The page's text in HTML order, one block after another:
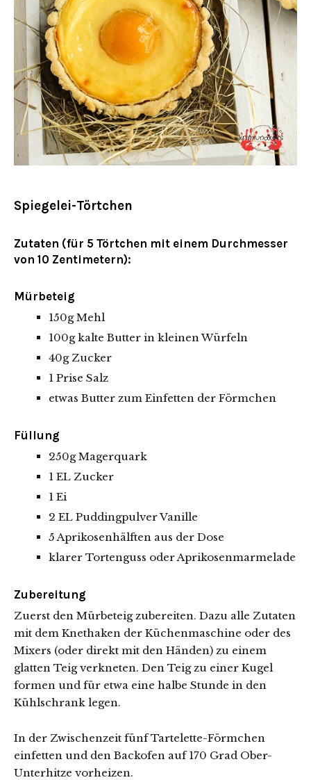
Spiegelei-Törtchen
Zutaten (für 5 Törtchen mit einem Durchmesser
von 10 Zentimetern):
Mürbeteig
150g Mehl
100g kalte Butter in kleinen Würfeln
40g Zucker
1 Prise Salz
etwas Butter zum Einfetten der Förmchen
Füllung
250g Magerquark
1 EL Zucker
1 Ei
2 EL Puddingpulver Vanille
5 Aprikosenhälften aus der Dose
klarer Tortenguss oder Aprikosenmarmelade
Zubereitung
Zuerst den Mürbeteig zubereiten. Dazu alle Zutaten
mit dem Knethaken der Küchenmaschine oder des
Mixers (oder direkt mit den Händen) zu einem
glatten Teig verkneten. Den Teig zu einer Kugel
formen und für etwa eine halbe Stunde in den
Kühlschrank legen.
In der Zwischenzeit fünf Tartelette-Förmchen
einfetten und den Backofen auf 170 Grad Ober-
Unterhitze vorheizen.